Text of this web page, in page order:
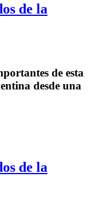
de la
de esta
desde una
de la